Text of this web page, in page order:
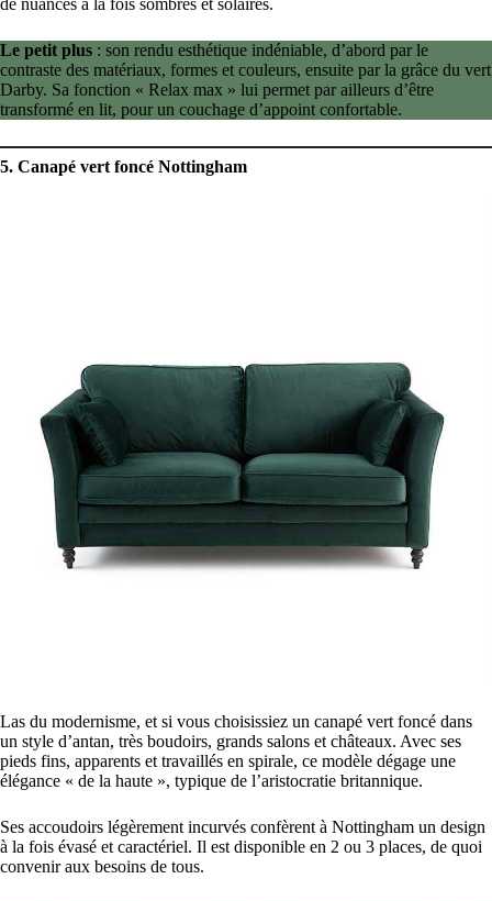
de nuances à la fois sombres et solaires.
Le petit plus : son rendu esthétique indéniable, d’abord par le
contraste des matériaux, formes et couleurs, ensuite par la grâce du vert
Darby. Sa fonction « Relax max » lui permet par ailleurs d’être
transformé en lit, pour un couchage d’appoint confortable.
5. Canapé vert foncé Nottingham
Las du modernisme, et si vous choisissiez un canapé vert foncé dans
un style d’antan, très boudoirs, grands salons et châteaux. Avec ses
pieds fins, apparents et travaillés en spirale, ce modèle dégage une
élégance « de la haute », typique de l’aristocratie britannique.
Ses accoudoirs légèrement incurvés confèrent à Nottingham un design
à la fois évasé et caractériel. Il est disponible en 2 ou 3 places, de quoi
convenir aux besoins de tous.